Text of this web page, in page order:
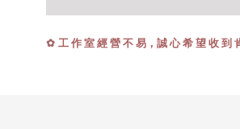
✿ 工 作 室 經 營 不 易，誠 心 希 望 收 到